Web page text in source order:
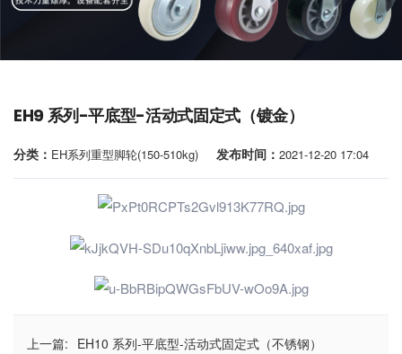
EH9 系列-平底型-活动式固定式（镀金）
分类： EH系列重型脚轮(150-510kg) 发布时间： 2021-12-20 17:04
上一篇: EH10 系列-平底型-活动式固定式（不锈钢）